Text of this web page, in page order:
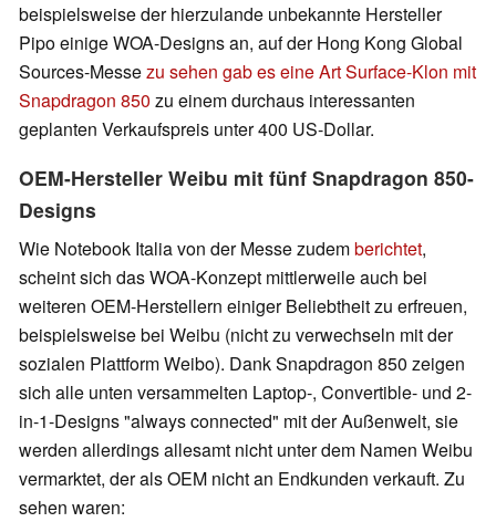
beispielsweise der hierzulande unbekannte Hersteller
Pipo einige WOA-Designs an, auf der Hong Kong Global
Sources-Messezu sehen gab es eine Art Surface-Klon mit
Snapdragon 850 zu einem durchaus interessanten
geplanten Verkaufspreis unter 400 US-Dollar.
OEM-Hersteller Weibu mit fünf Snapdragon 850-
Designs
Wie Notebook Italia von der Messe zudemberichtet,
scheint sich das WOA-Konzept mittlerweile auch bei
weiteren OEM-Herstellern einiger Beliebtheit zu erfreuen,
beispielsweise bei Weibu (nicht zu verwechseln mit der
sozialen Plattform Weibo). Dank Snapdragon 850 zeigen
sich alle unten versammelten Laptop-, Convertible- und 2-
in-1-Designs "always connected" mit der Außenwelt, sie
werden allerdings allesamt nicht unter dem Namen Weibu
vermarktet, der als OEM nicht an Endkunden verkauft. Zu
sehen waren: